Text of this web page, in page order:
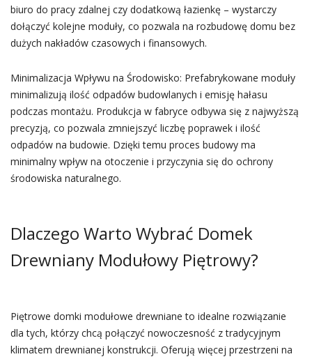
biuro do pracy zdalnej czy dodatkową łazienkę – wystarczy
dołączyć kolejne moduły, co pozwala na rozbudowę domu bez
dużych nakładów czasowych i finansowych.
Minimalizacja Wpływu na Środowisko: Prefabrykowane moduły
minimalizują ilość odpadów budowlanych i emisję hałasu
podczas montażu. Produkcja w fabryce odbywa się z najwyższą
precyzją, co pozwala zmniejszyć liczbę poprawek i ilość
odpadów na budowie. Dzięki temu proces budowy ma
minimalny wpływ na otoczenie i przyczynia się do ochrony
środowiska naturalnego.
Dlaczego Warto Wybrać Domek
Drewniany Modułowy Piętrowy?
Piętrowe domki modułowe drewniane to idealne rozwiązanie
dla tych, którzy chcą połączyć nowoczesność z tradycyjnym
klimatem drewnianej konstrukcji. Oferują więcej przestrzeni na